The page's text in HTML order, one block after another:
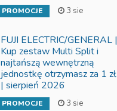
PROMOCJE 3 sie
FUJI ELECTRIC/GENERAL |
Kup zestaw Multi Split i
najtańszą wewnętrzną
jednostkę otrzymasz za 1 zł
| sierpień 2026
PROMOCJE 3 sie